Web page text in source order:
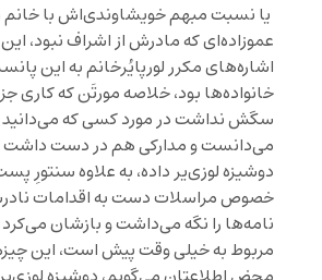
یا نسبت مبهم خویشاوندی‌اش با خانم
عموزاده‌ای که مادرش از اشراف نبود،
اشاره‌های مکرر لورپایُرخانم به این
خانواده‌ها بود، خلاصه مورتَن که کاری
سگش نداشت در مورد کسی که
می‌دانست و مدارکی هم در دست داشت
دوشیزه لوزی‌یر داده، به علاوه سنتورِ
خصوص مراسلات دست به اقدامات
نامه‌ها را نگه می‌داشت و بازشان می‌کرد
مربوط به خیلی وقت پیش است، این